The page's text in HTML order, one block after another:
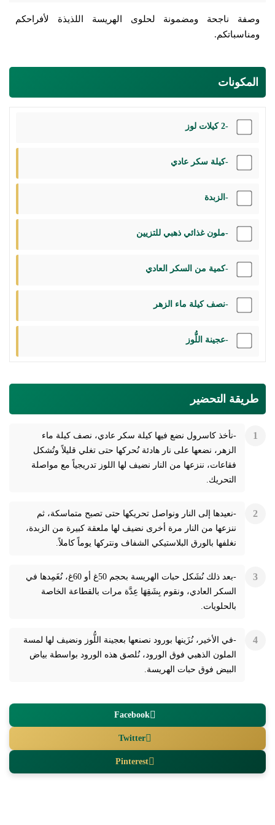
وصفة ناجحة ومضمونة لحلوى الهريسة اللذيذة لأفراحكم
ومناسباتكم.
المكونات
-2 كيلات لوز
-كيلة سكر عادي
-الزبدة
-ملون غذائي ذهبي للتزيين
-كمية من السكر العادي
-نصف كيلة ماء الزهر
-عجينة اللُّوز
طريقة التحضير
-نأخذ كاسرول نضع فيها كيلة سكر عادي، نصف كيلة ماء
الزهر، نضعها على نار هادئة نُحركها حتى تغلي قليلاً وتُشكل
فقاعات، ننزعها من النار نضيف لها اللوز تدريجياً مع مواصلة
التحريك.
-نعيدها إلى النار ونواصل تحريكها حتى تصبح متماسكة، ثم
ننزعها من النار مرة أخرى نضيف لها ملعقة كبيرة من الزبدة،
نغلفها بالورق البلاستيكي الشفاف ونتركها يوماً كاملاً.
-بعد ذلك نُشَكل حبات الهريسة بحجم 50غ أو 60غ، نُغَمِدها في
السكر العادي، ونقوم بِشَقِهَا عِدَّة مرات بالقطاعة الخاصة
بالحلويات.
-في الأخير، نُزَينها بورود نصنعها بعجينة اللُّوز ونضيف لها لمسة
الملون الذهبي فوق الورود، نُلصق هذه الورود بواسطة بياض
البيض فوق حبات الهريسة.
Facebook
Twitter
Pinterest